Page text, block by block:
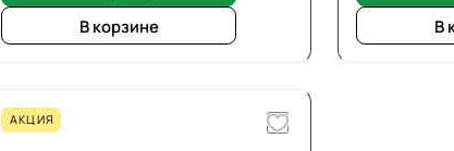
В корзине
В
АКЦИЯ